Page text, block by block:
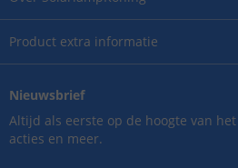
Product extra informatie
Nieuwsbrief
Altijd als eerste op de hoogte van
acties en meer.